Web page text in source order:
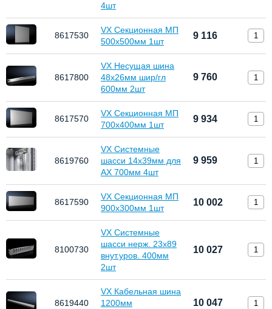
4шт
8617530
VX Секционная МП
500x500мм 1шт
9 116
8617800
VX Несущая шина
48х26мм шир/гл
600мм 2шт
9 760
8617570
VX Секционная МП
700x400мм 1шт
9 934
8619760
VX Системные
шасси 14х39мм для
AX 700мм 4шт
9 959
8617590
VX Секционная МП
900x300мм 1шт
10 002
8100730
VX Системные
шасси нерж. 23х89
внут.уров. 400мм
2шт
10 027
8619440
VX Кабельная шина
1200мм
10 047